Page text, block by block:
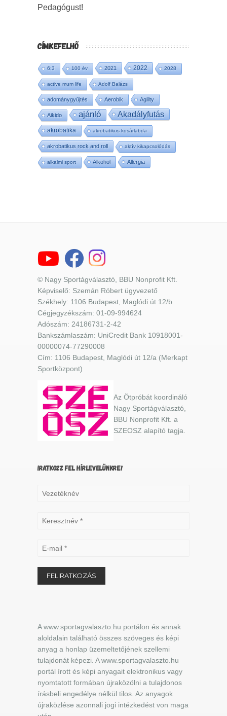
Pedagógust!
CÍMKEFELHŐ
6:3 100 év 2021 2022 2028
active mum life Adolf Balázs
adománygyűjtés Aerobik Agility
Aikido ajánló Akadályfutás
akrobatika akrobatikus kosárlabda
akrobatikus rock and roll aktív kikapcsolódás
alkalmi sport Alkohol Allergia
© Nagy Sportágválasztó, BBU Nonprofit Kft.
Képviselő: Szemán Róbert ügyvezető
Székhely: 1106 Budapest, Maglódi út 12/b
Cégjegyzékszám: 01-09-994624
Adószám: 24186731-2-42
Bankszámlaszám: UniCredit Bank 10918001-
00000074-77290008
Cím: 1106 Budapest, Maglódi út 12/a (Merkapt
Sportközpont)
Az Ötpróbát koordináló
Nagy Sportágválasztó,
BBU Nonprofit Kft. a
SZEOSZ alapító tagja.
IRATKOZZ FEL HÍRLEVELÜNKRE!
A www.sportagvalaszto.hu portálon és annak
aloldalain található összes szöveges és képi
anyag a honlap üzemeltetőjének szellemi
tulajdonát képezi. A www.sportagvalaszto.hu
portál írott és képi anyagait elektronikus vagy
nyomtatott formában újraközölni a tulajdonos
írásbeli engedélye nélkül tilos. Az anyagok
újraközlése azonnali jogi intézkedést von maga